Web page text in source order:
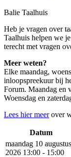
Balie Taalhuis
Heb je vragen over
Taalhuis helpen we
terecht met vragen
Meer weten?
Elke maandag,
inloopspreekuur bij
Forum. Maandag en
Woensdag en
Lees hier meerover
Datum
maandag 10 augustus
2026 13:00 - 15:00